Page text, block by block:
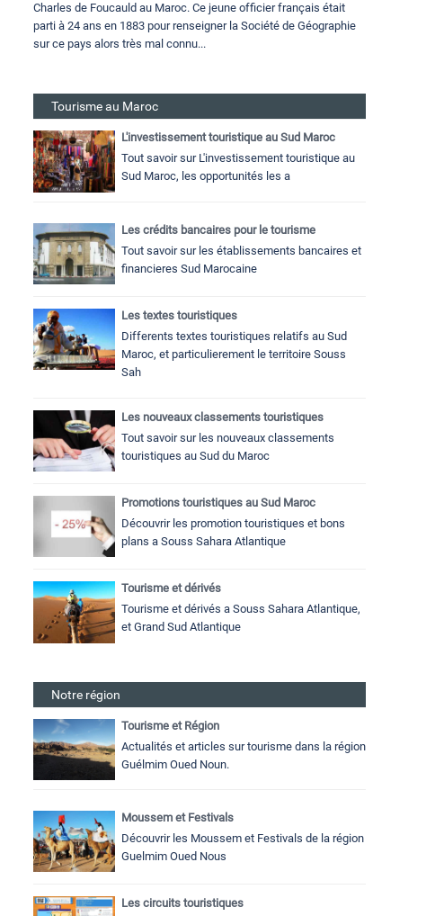
Charles de Foucauld au Maroc. Ce jeune officier français était
parti à 24 ans en 1883 pour renseigner la Société de Géographie
sur ce pays alors très mal connu...
Tourisme au Maroc
L'investissement touristique au Sud Maroc
Tout savoir sur L'investissement touristique au
Sud Maroc, les opportunités les a
Les crédits bancaires pour le tourisme
Tout savoir sur les établissements bancaires et
financieres Sud Marocaine
Les textes touristiques
Differents textes touristiques relatifs au Sud
Maroc, et particulierement le territoire Souss
Sah
Les nouveaux classements touristiques
Tout savoir sur les nouveaux classements
touristiques au Sud du Maroc
Promotions touristiques au Sud Maroc
Découvrir les promotion touristiques et bons
plans a Souss Sahara Atlantique
Tourisme et dérivés
Tourisme et dérivés a Souss Sahara Atlantique,
et Grand Sud Atlantique
Notre région
Tourisme et Région
Actualités et articles sur tourisme dans la région
Guélmim Oued Noun.
Moussem et Festivals
Découvrir les Moussem et Festivals de la région
Guelmim Oued Nous
Les circuits touristiques